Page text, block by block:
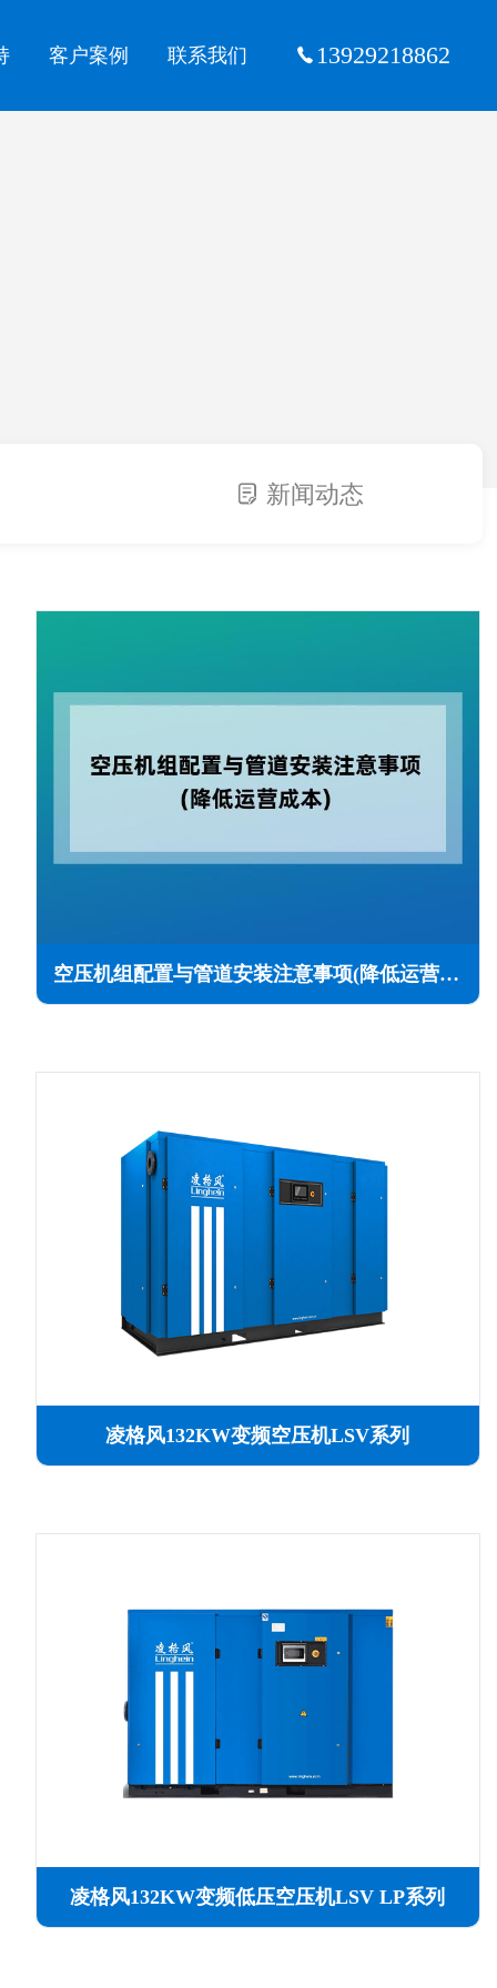
客户案例 联系我们 13929218862
新闻动态
空压机组配置与管道安装注意事项(降低运营成本)
凌格风132KW变频空压机LSV系列
凌格风132KW变频低压空压机LSV LP系列